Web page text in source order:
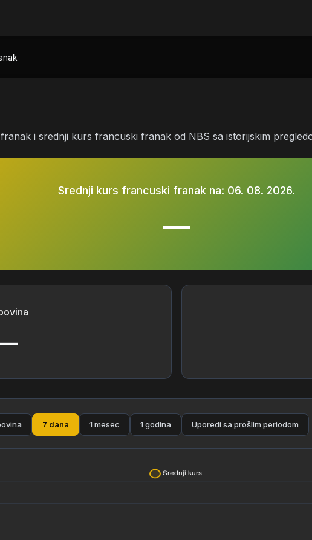
i srednji kurs francuski franak od NBS sa istorijskim
Srednji kurs francuski franak na: 06. 08. 2026.
—
7 dana 1 mesec 1 godina Uporedi sa prošlim periodom